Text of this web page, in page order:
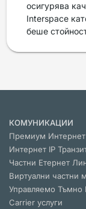
осигурява
Interspace
беше
КОМУНИКАЦИИ
Премиум
Интернет IP
Частни Етернет
Виртуални частни
Управляемо Тъмно
Carrier услуги